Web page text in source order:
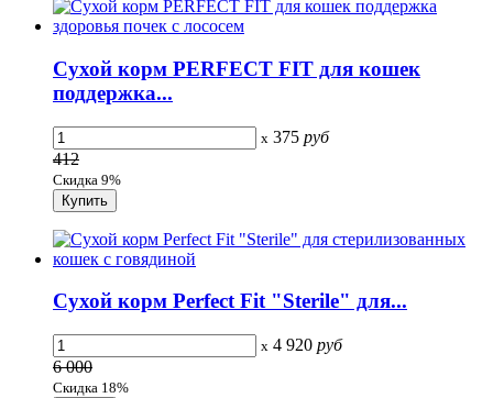
Сухой корм PERFECT FIT для кошек
поддержка...
x 375 руб
412
Скидка 9%
Сухой корм Perfect Fit "Sterile" для...
x 4 920 руб
6 000
Скидка 18%